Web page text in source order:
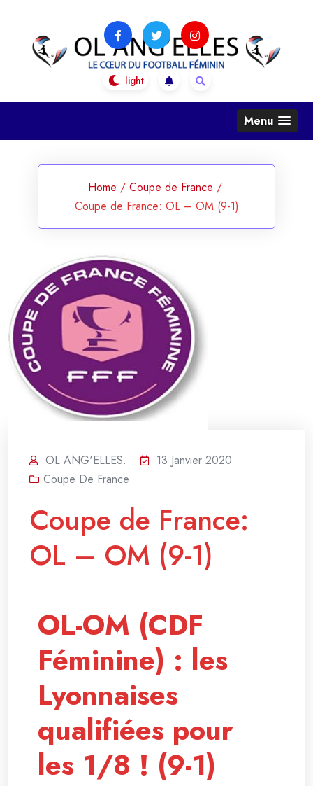
content
OL Ang'Elles
Le coeur du football féminin
Menu
Home / Coupe de France /
Coupe de France: OL – OM (9-1)
OL ANG'ELLES.
13 Janvier 2020
Coupe De France
Coupe de France:
OL – OM (9-1)
OL-OM (CDF
Féminine) : les
Lyonnaises
qualifiées pour
les 1/8 ! (9-1)